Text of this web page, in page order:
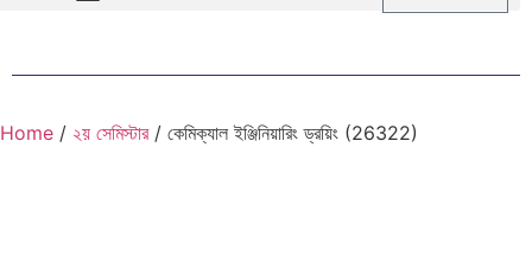
Home / ২য় সেমিস্টার/ কেমিক্যাল ইঞ্জিনিয়ারিং ড্রয়িং (26322)